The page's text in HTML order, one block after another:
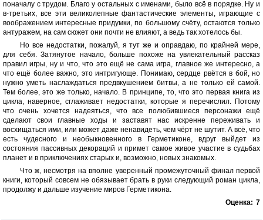
поначалу с трудом. Благо у остальных с именами, было всё в порядке. Ну и
в-третьих, все эти великолепные фантастические элементы, играющие с
воображением интересные придумки, по большому счёту, остаются только
антуражем, на сам сюжет они почти не влияют, а ведь так хотелось бы.
Но все недостатки, пожалуй, я тут же и оправдаю, по крайней мере,
для себя. Затянутое начало, больше похоже на увлекательный рассказ
правил игры, ну и что, что это ещё не сама игра, главное же интересно, а
что ещё более важно, это интригующе. Понимаю, сердце рвётся в бой, но
нужно уметь наслаждаться предвкушением битвы, а не только ей самой.
Тем более, это же только, начало. В принципе, то, что это первая книга из
цикла, наверное, сглаживает недостатки, которые я перечислил. Потому
что очень хочется надеяться, что все полюбившиеся персонажи ещё
сделают свои главные ходы и заставят нас искренне переживать и
восхищаться ими, или может даже ненавидеть, чем чёрт не шутит. А всё, что
есть чудесного и необыкновенного в Герметиконе, вдруг выйдет из
состояния пассивных декораций и примет самое живое участие в судьбах
планет и в приключениях старых и, возможно, новых знакомых.
Что ж, несмотря на вполне уверенный промежуточный финал первой
книги, который совсем не обязывает брать в руки следующий роман цикла,
продолжу и дальше изучение миров Герметикона.
Оценка: 7